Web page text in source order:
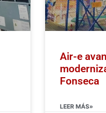
Air-e
Fonseca
LEER MÁS»